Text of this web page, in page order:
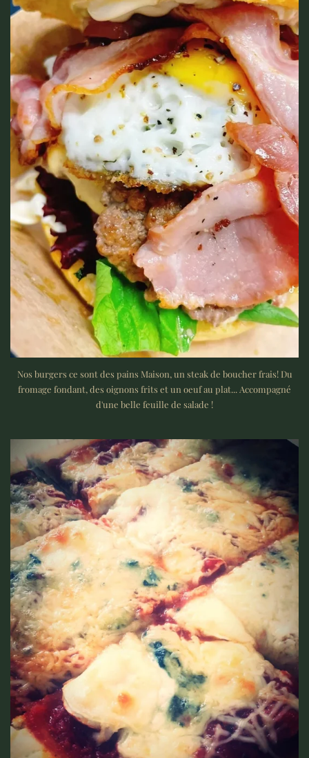
Nos burgers ce sont des pains Maison, un steak de boucher frais! Du
fromage fondant, des oignons frits et un oeuf au plat... Accompagné
d'une belle feuille de salade !